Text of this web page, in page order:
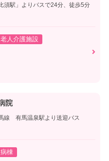
須駅」よりバスで24分、徒歩5分
老人介護施設
院
線 有馬温泉駅より送迎バス
病棟